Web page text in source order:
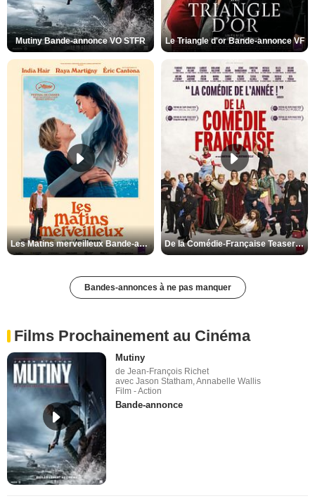
Mutiny Bande-annonce VO STFR Le Triangle d'or Bande-annonce VF
Les Matins merveilleux Bande-annonce VF De la Comédie-Française Teaser VF
Bandes-annonces à ne pas manquer
Films Prochainement au Cinéma
Mutiny
de Jean-François Richet
avec Jason Statham, Annabelle Wallis
Film - Action
Bande-annonce